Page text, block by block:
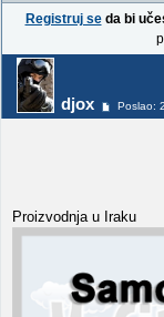
Registruj seda bi
djox Poslao:
Proizvodnja u Iraku